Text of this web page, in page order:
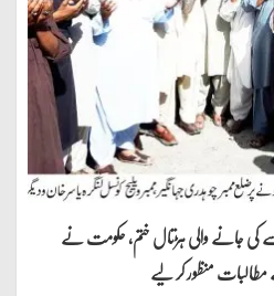
کی جانے والی ہڑتال ختم، حکومت نے
مطالبات منظور کر لیے